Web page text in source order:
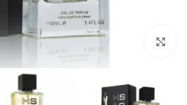
Click to enlarge